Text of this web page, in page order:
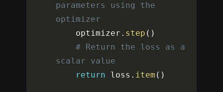
parameters using the
optimizer
    optimizer
. step ( )
# Return the loss as a
scalar value
return loss . item ( )